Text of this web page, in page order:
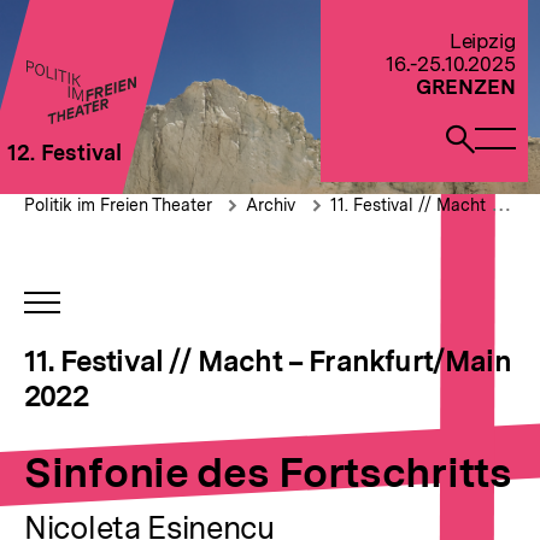
Direkt
zum
Seiteninhalt
springen
12. Festival
Leipzig
16.-25.10.2025
GRENZEN
öffnen
Sinfonie
Brotkrümelnavigation
Pfadnavigation
Politik im Freien Theater Archiv 11. Festival // Macht – Frankfurt/Main 2022
INHALTSNAVIGATION
11. Festival // Macht – Frankfurt/Main
2022
Sinfonie des Fortschritts
Nicoleta Esinencu